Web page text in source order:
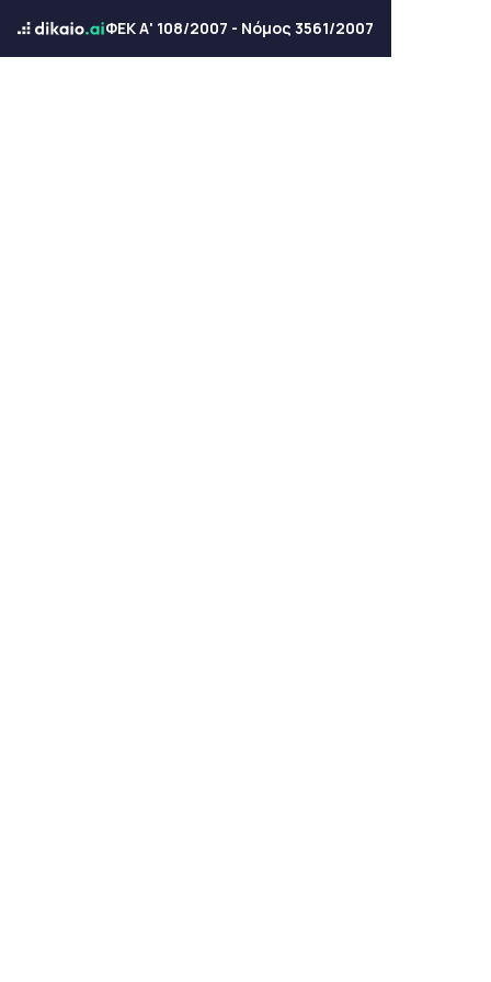
ΦΕΚ Α' 108/2007 - Νόμος 3561/2007